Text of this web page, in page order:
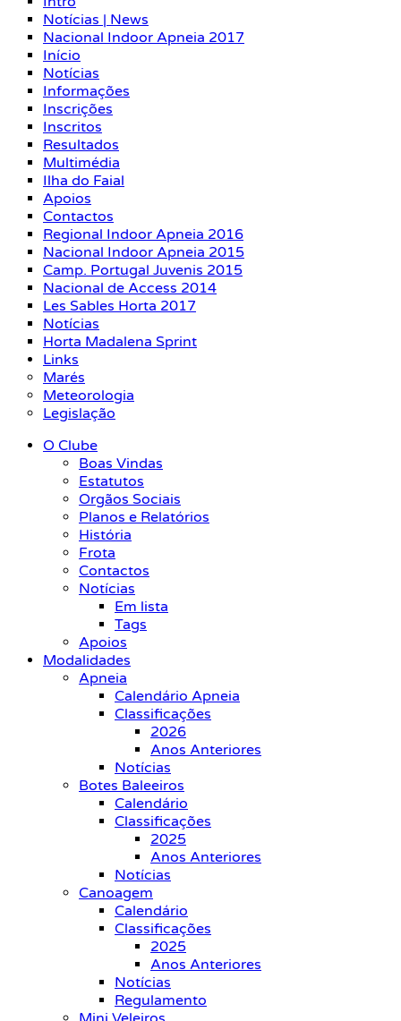
Notícias | News
Nacional Indoor Apneia 2017
Início
Notícias
Informações
Inscrições
Inscritos
Resultados
Multimédia
Ilha do Faial
Apoios
Contactos
Regional Indoor Apneia 2016
Nacional Indoor Apneia 2015
Camp. Portugal Juvenis 2015
Nacional de Access 2014
Les Sables Horta 2017
Notícias
Horta Madalena Sprint
Links
Marés
Meteorologia
Legislação
O Clube
Boas Vindas
Estatutos
Orgãos Sociais
Planos e Relatórios
História
Frota
Contactos
Notícias
Em lista
Tags
Apoios
Modalidades
Apneia
Calendário Apneia
Classificações
2026
Anos Anteriores
Notícias
Botes Baleeiros
Calendário
Classificações
2025
Anos Anteriores
Notícias
Canoagem
Calendário
Classificações
2025
Anos Anteriores
Notícias
Regulamento